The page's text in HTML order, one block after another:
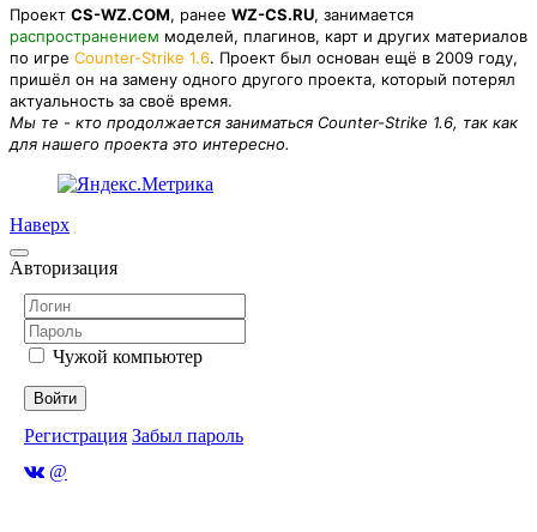
Проект CS-WZ.COM, ранее WZ-CS.RU, занимается
распространением моделей, плагинов, карт и других материалов
по игре Counter-Strike 1.6. Проект был основан ещё в 2009 году,
пришёл он на замену одного другого проекта, который потерял
актуальность за своё время.
Мы те - кто продолжается заниматься Counter-Strike 1.6, так как
для нашего проекта это интересно.
Наверх
Авторизация
Чужой компьютер
Войти
Регистрация Забыл пароль
@